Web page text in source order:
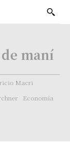
maní
Macri
Economía